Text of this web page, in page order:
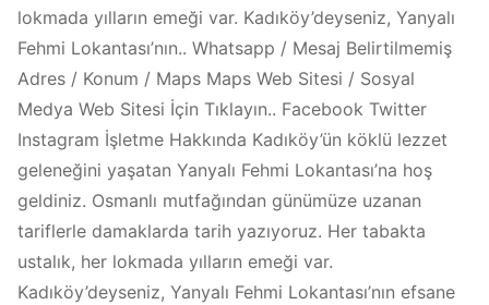
lokmada yılların emeği var. Kadıköy’deyseniz, Yanyalı
Fehmi Lokantası’nın.. Whatsapp / Mesaj Belirtilmemiş
Adres / Konum / Maps Maps Web Sitesi / Sosyal
Medya Web Sitesi İçin Tıklayın.. Facebook Twitter
Instagram İşletme Hakkında Kadıköy’ün köklü lezzet
geleneğini yaşatan Yanyalı Fehmi Lokantası’na hoş
geldiniz. Osmanlı mutfağından günümüze uzanan
tariflerle damaklarda tarih yazıyoruz. Her tabakta
ustalık, her lokmada yılların emeği var.
Kadıköy’deyseniz, Yanyalı Fehmi Lokantası’nın efsane